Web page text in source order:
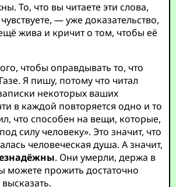
То, что вы читаете эти слова,
чувствуете, — уже доказательство,
жива и кричит о том, чтобы её
чтобы оправдывать то, что
Я пишу, потому что читал
некоторых ваших
в каждой повторяется одно и то
что способен на вещи, которые,
силу человеку». Это значит, что
человеческая душа. А значит,
. Они умерли, держа в
можете прожить достаточно